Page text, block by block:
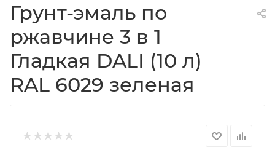
Грунт-эмаль по
ржавчине 3 в 1
Гладкая DALI (10 л)
RAL 6029 зеленая